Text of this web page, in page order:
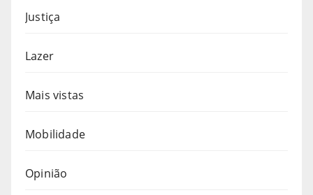
Justiça
Lazer
Mais vistas
Mobilidade
Opinião